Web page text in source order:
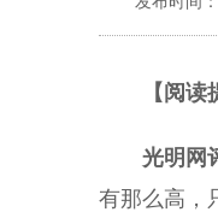
【阅读
光明网
有那么高，